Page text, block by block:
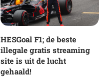
HESGoal F1; de beste
illegale gratis streaming
site is uit de lucht
gehaald!